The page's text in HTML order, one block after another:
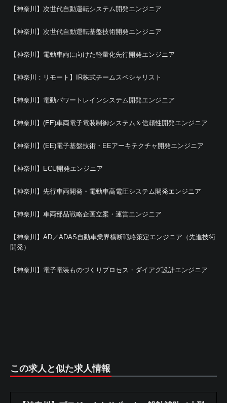
【神奈川】次世代自動運転システム開発エンジニア
【神奈川】次世代自動運転基盤技術開発エンジニア
【神奈川】電動車両に向けた軽量化先行開発エンジニア
【神奈川：リモート】IR株式チームスペシャリスト
【神奈川】電動パワートレインシステム開発エンジニア
【神奈川】(EE)車両電子電装制御システム＆信頼性開発エンジニア
【神奈川】(EE)電子基盤技術・EEアーキテクチャ開発エンジニア
【神奈川】ECU開発エンジニア
【神奈川】先行車両開発・電動車高電圧システム開発エンジニア
【神奈川】車両部品戦略企画立案・運営エンジニア
【神奈川】AD／ADAS自動車業界横断戦略策定エンジニア（先進技術
開発）
【神奈川】電子電装ものづくりプロセス・ダイアグ設計エンジニア
この求人と似た求人情報